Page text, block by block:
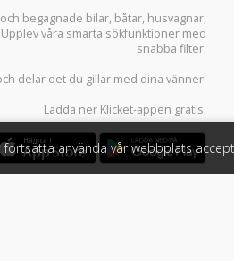
begagnade bilar, båtar, husvagnar,
våra smarta sökfunktioner med
snabba filter.
delar det du gillar med dina vänner!
Ladda ner Klicket-appen gratis:
använda vår webbplats